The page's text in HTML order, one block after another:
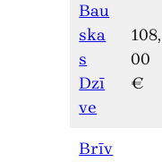
Bau
ska
s
Dzī
ve
108,
00
€
Brīv